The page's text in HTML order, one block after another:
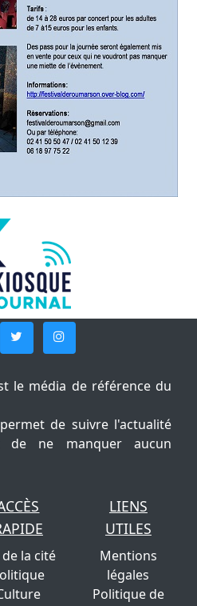
le média de référence du
de suivre l'actualité
ne manquer aucun
de la cité
LIENS
UTILES
Mentions
légales
Politique de